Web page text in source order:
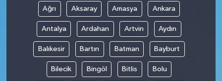
Ağrı Aksaray Amasya Ankara
Antalya Ardahan Artvin Aydın
Balıkesir Bartın Batman Bayburt
Bilecik Bingöl Bitlis Bolu